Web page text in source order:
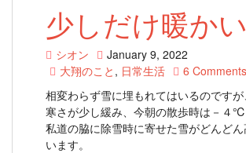
少しだけ暖か
シオン
January 9, 2022
大翔のこと , 日常生活
6 Comments
相変わらず雪に埋もれてはいるのですが
寒さが少し緩み、今朝の散歩時は－４℃
私道の脇に除雪時に寄せた雪がどんど
います。